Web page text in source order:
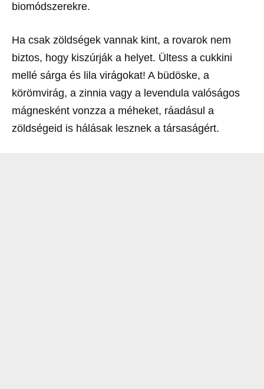
biomódszerekre.
Ha csak zöldségek vannak kint, a rovarok nem
biztos, hogy kiszúrják a helyet. Ültess a cukkini
mellé sárga és lila virágokat! A büdöske, a
körömvirág, a zinnia vagy a levendula valóságos
mágnesként vonzza a méheket, ráadásul a
zöldségeid is hálásak lesznek a társaságért.